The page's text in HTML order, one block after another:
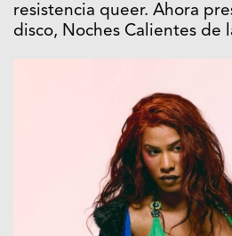
resistencia queer. Ahora
disco, Noches Calientes de